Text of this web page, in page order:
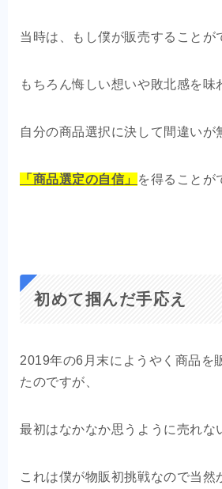
当時は、もし僕が販売することが
もちろん悔しい想いや敗北感を味
自分の商品選択に決して間違いが
「商品選定の自信」 を得ることが
初めて掴んだ手応え
2019年の6月末にようやく商品を
たのですが、
最初はなかなか思うように売れな
これは僕が物販初挑戦なので当然